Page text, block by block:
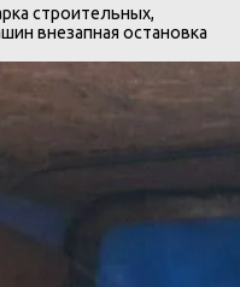
строительных,
внезапная остановка